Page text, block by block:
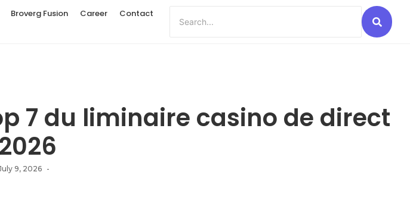
Broverg Fusion Career Contact
7 du liminaire casino de direct
9, 2026 -